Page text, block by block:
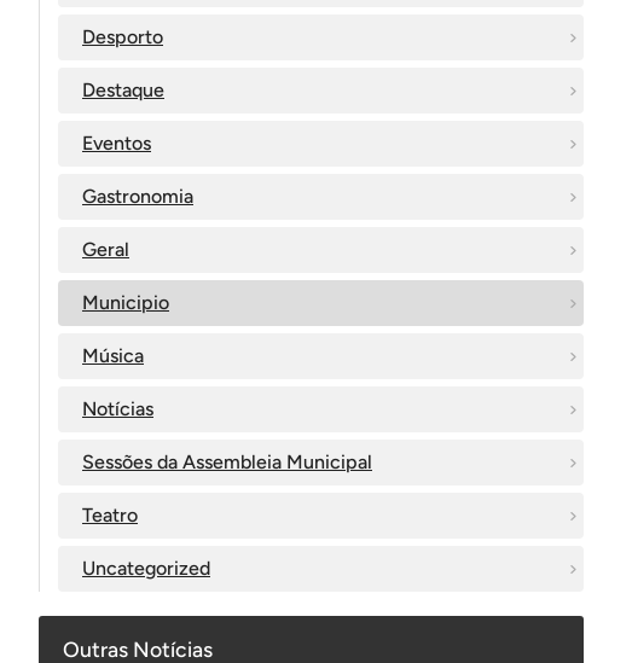
Desporto
Destaque
Eventos
Gastronomia
Geral
Municipio
Música
Notícias
Sessões da Assembleia Municipal
Teatro
Uncategorized
Outras Notícias